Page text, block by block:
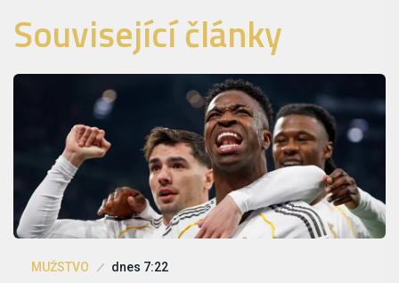
Související články
MUŽSTVO dnes 7:22